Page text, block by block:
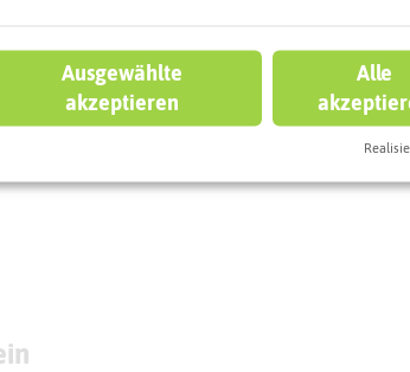
Blue Inn
Ausgewählte
akzeptieren
Alle